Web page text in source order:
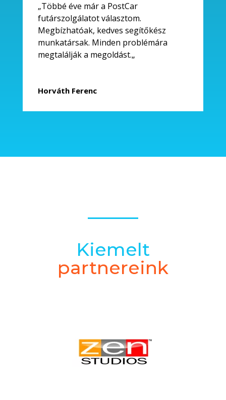
„Többé éve már a PostCar
futárszolgálatot választom.
Megbízhatóak, kedves segítőkész
munkatársak. Minden problémára
megtalálják a megoldást.„
Horváth Ferenc
Kiemelt
partnereink